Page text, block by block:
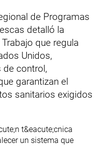
de Programas
detalló la
que regula
Unidos,
control,
garantizan el
sanitarios exigidos